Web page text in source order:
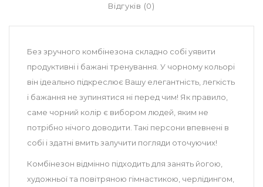
Відгуків (0)
Без зручного комбінезона складно собі уявити
продуктивні і бажані тренування. У чорному кольорі
він ідеально підкреслює Вашу елегантність, легкість
і бажання не зупинятися ні перед чим! Як правило,
саме чорний колір є вибором людей, яким не
потрібно нічого доводити. Такі персони впевнені в
собі і здатні вмить залучити погляди оточуючих!
Комбінезон відмінно підходить для занять йогою,
художньої та повітряною гімнастикою, черлідингом,